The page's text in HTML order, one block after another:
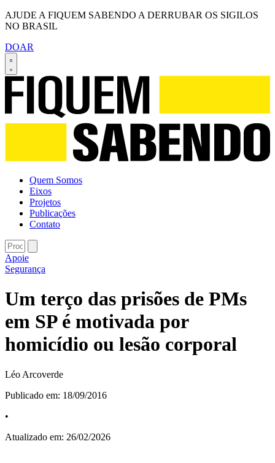
AJUDE A FIQUEM SABENDO A DERRUBAR OS SIGILOS
NO BRASIL
DOAR
Quem Somos
Eixos
Projetos
Publicações
Contato
Apoie
Segurança
Um terço das prisões de PMs
em SP é motivada por
homicídio ou lesão corporal
Léo Arcoverde
Publicado em: 18/09/2016
•
Atualizado em: 26/02/2026